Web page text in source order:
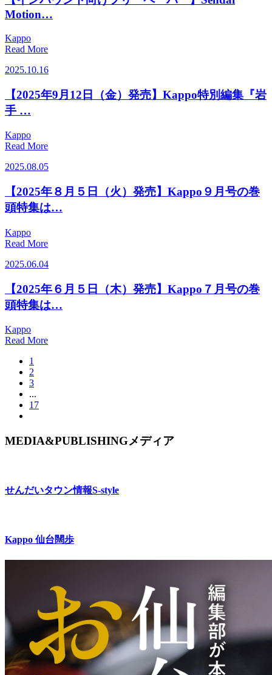
Motion…
Kappo
Read More
2025.10.16
【2025年9月12日（金）発売】Kappo特別編集『岩
手 …
Kappo
Read More
2025.08.05
【2025年８月５日（火）発売】Kappo９月号の巻
頭特集は…
Kappo
Read More
2025.06.04
【2025年６月５日（木）発売】Kappo７月号の巻
頭特集は…
Kappo
Read More
1
2
3
...
17
MEDIA&PUBLISHINGメディア
せんだいタウン情報S-style
Kappo 仙台闊歩